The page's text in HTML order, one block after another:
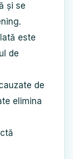
și se
este
de
de
elimina